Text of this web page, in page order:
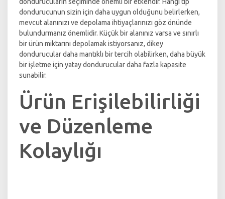
dondurucuların seçiminde önemli bir etkendir. Hangi tip
dondurucunun sizin için daha uygun olduğunu belirlerken,
mevcut alanınızı ve depolama ihtiyaçlarınızı göz önünde
bulundurmanız önemlidir. Küçük bir alanınız varsa ve sınırlı
bir ürün miktarını depolamak istiyorsanız, dikey
dondurucular daha mantıklı bir tercih olabilirken, daha büyük
bir işletme için yatay dondurucular daha fazla kapasite
sunabilir.
Ürün Erişilebilirliği
ve Düzenleme
Kolaylığı